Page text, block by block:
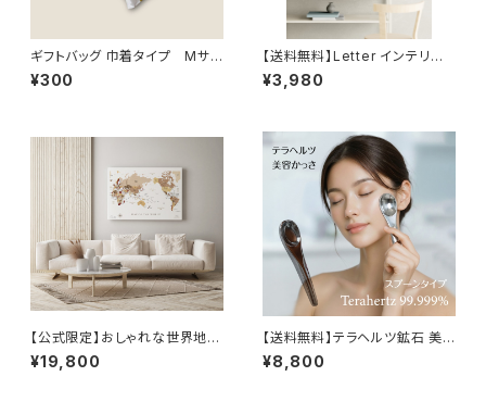
ギフトバッグ 巾着タイプ Mサイ
ズ
¥300
【送料無料】Letter インテリア
ポスター北欧 おしゃれ 絵画 絵
壁掛け モダン オーダー【受注生
¥3,980
【公式限定】おしゃれな世界地図
キャンバス｜インテリア×知育ポ
スター 送料無料 旅行ピンマップ
¥19,800
【送料無料】テラヘルツ鉱石 美
容かっさ 巡り ~Meguri~ スプ
ーン型フェイスケア マッサージ
¥8,800